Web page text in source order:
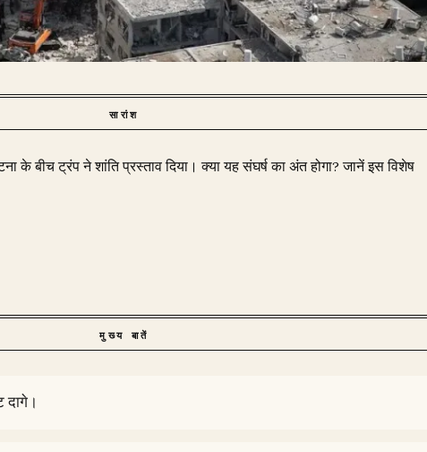
सारांश
के बीच ट्रंप ने शांति प्रस्ताव दिया। क्या यह संघर्ष का अंत होगा? जानें इस विशेष
मुख्य बातें
दागे।